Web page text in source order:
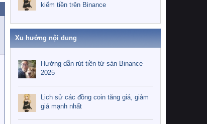
kiếm tiền trên Binance
Xu hướng nội dung
Hướng dẫn rút tiền từ sàn Binance
2025
Lịch sử các đồng coin tăng giá, giảm
giá mạnh nhất